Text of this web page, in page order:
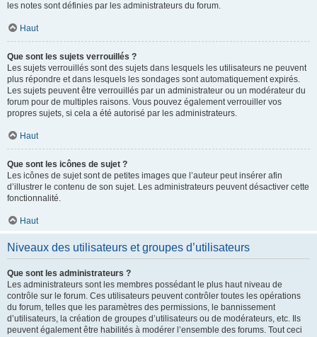
les notes sont définies par les administrateurs du forum.
Haut
Que sont les sujets verrouillés ?
Les sujets verrouillés sont des sujets dans lesquels les utilisateurs ne peuvent
plus répondre et dans lesquels les sondages sont automatiquement expirés.
Les sujets peuvent être verrouillés par un administrateur ou un modérateur du
forum pour de multiples raisons. Vous pouvez également verrouiller vos
propres sujets, si cela a été autorisé par les administrateurs.
Haut
Que sont les icônes de sujet ?
Les icônes de sujet sont de petites images que l’auteur peut insérer afin
d’illustrer le contenu de son sujet. Les administrateurs peuvent désactiver cette
fonctionnalité.
Haut
Niveaux des utilisateurs et groupes d’utilisateurs
Que sont les administrateurs ?
Les administrateurs sont les membres possédant le plus haut niveau de
contrôle sur le forum. Ces utilisateurs peuvent contrôler toutes les opérations
du forum, telles que les paramètres des permissions, le bannissement
d’utilisateurs, la création de groupes d’utilisateurs ou de modérateurs, etc. Ils
peuvent également être habilités à modérer l’ensemble des forums. Tout ceci